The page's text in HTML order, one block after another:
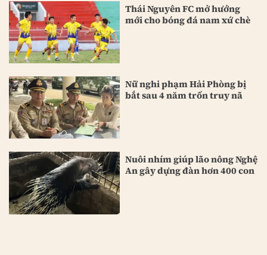
Thái Nguyên FC mở hướng
mới cho bóng đá nam xứ chè
Nữ nghi phạm Hải Phòng bị
bắt sau 4 năm trốn truy nã
Nuôi nhím giúp lão nông Nghệ
An gây dựng đàn hơn 400 con